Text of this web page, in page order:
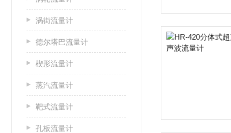
涡街流量计
德尔塔巴流量计
楔形流量计
蒸汽流量计
靶式流量计
孔板流量计